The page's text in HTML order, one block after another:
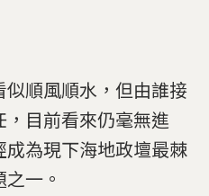
順風順水，但由誰接
目前看來仍毫無進
為現下海地政壇最棘
一。